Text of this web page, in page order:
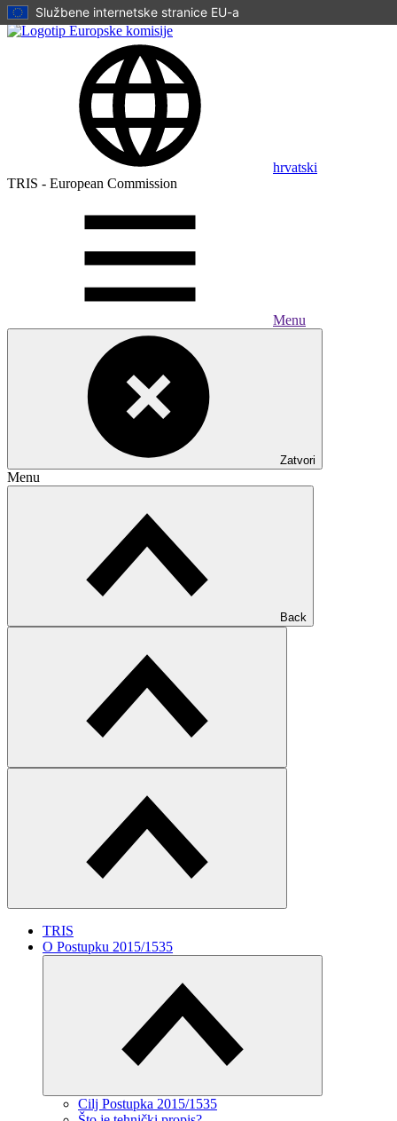
Skip to main content
Službene internetske stranice EU-a
hrvatski
TRIS - European Commission
Menu
Zatvori
Menu
Back
TRIS
O Postupku 2015/1535
Cilj Postupka 2015/1535